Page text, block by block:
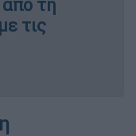
τη
τις